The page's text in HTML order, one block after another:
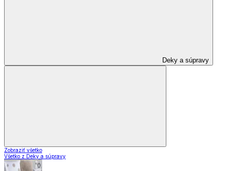
Deky a súpravy
Zobraziť všetko
Všetko z Deky a súpravy